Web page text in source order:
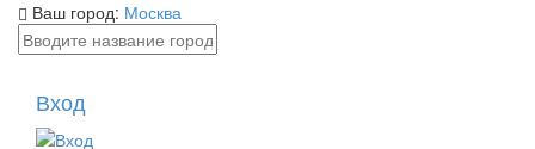
Ваш город: Москва
Вход